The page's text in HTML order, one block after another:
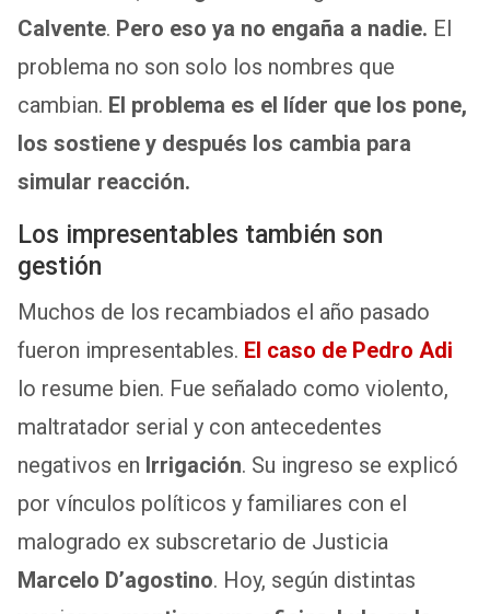
Calvente. Pero eso ya no engaña a nadie. El
problema no son solo los nombres que
cambian. El problema es el líder que los pone,
los sostiene y después los cambia para
simular reacción.
Los impresentables también son
gestión
Muchos de los recambiados el año pasado
fueron impresentables. El caso de Pedro Adi
lo resume bien. Fue señalado como violento,
maltratador serial y con antecedentes
negativos en Irrigación. Su ingreso se explicó
por vínculos políticos y familiares con el
malogrado ex subscretario de Justicia
Marcelo D’agostino. Hoy, según distintas